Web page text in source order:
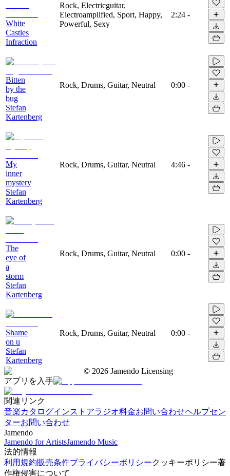
White
Castles
Infraction
Rock, Electricguitar,
Electroamplified, Sport, Happy,
Powerful, Sexy
2:24 -
Bitten
by the
bug
Stefan
Kartenberg
Rock, Drums, Guitar, Neutral 0:00 -
My
inner
mystery
Stefan
Kartenberg
Rock, Drums, Guitar, Neutral 4:46 -
The
eye of
a
storm
Stefan
Kartenberg
Rock, Drums, Guitar, Neutral 0:00 -
Shame
on u
Stefan
Kartenberg
Rock, Drums, Guitar, Neutral 0:00 -
© 2026 Jamendo Licensing
アプリを入手
関連リンク
音楽カタログインストアラジオ料金お問い合わせヘルプセン
ターお問い合わせ
Jamendo
Jamendo for ArtistsJamendo Music
法的情報
利用規約販売条件プライバシーポリシークッキーポリシー著
作権侵害について